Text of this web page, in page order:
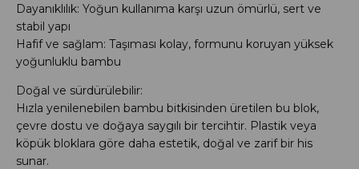
Dayanıklılık: Yoğun kullanıma karşı uzun ömürlü, sert ve
stabil yapı
Hafif ve sağlam: Taşıması kolay, formunu koruyan yüksek
yoğunluklu bambu
Doğal ve sürdürülebilir:
Hızla yenilenebilen bambu bitkisinden üretilen bu blok,
çevre dostu ve doğaya saygılı bir tercihtir. Plastik veya
köpük bloklara göre daha estetik, doğal ve zarif bir his
sunar.